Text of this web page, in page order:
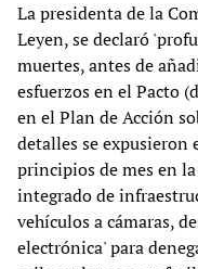
La presidenta de la
Leyen, se declaró
muertes, antes de
esfuerzos en el Pacto
en el Plan de Acción
detalles se expusieron
principios de mes en
integrado de
vehículos a cámaras,
electrónica' para